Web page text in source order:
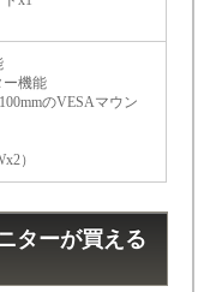
ー機能
のVESAマウン
）
ターが買える